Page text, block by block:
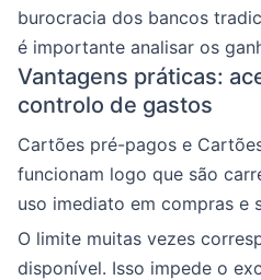
burocracia dos bancos
é importante analisar os
Vantagens práticas:
controlo de gastos
Cartões pré-pagos e
funcionam logo que são
uso imediato em compras e
O limite muitas vezes
disponível. Isso impede o